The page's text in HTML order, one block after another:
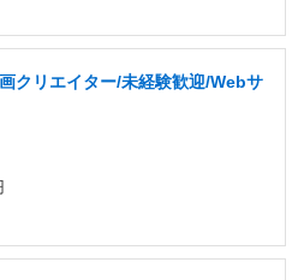
クリエイター/未経験歓迎/Webサ